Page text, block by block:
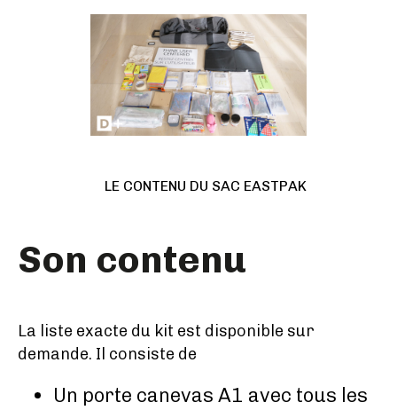
LE CONTENU DU SAC EASTPAK
Son contenu
La liste exacte du kit est disponible sur
demande. Il consiste de
Un porte canevas A1 avec tous les